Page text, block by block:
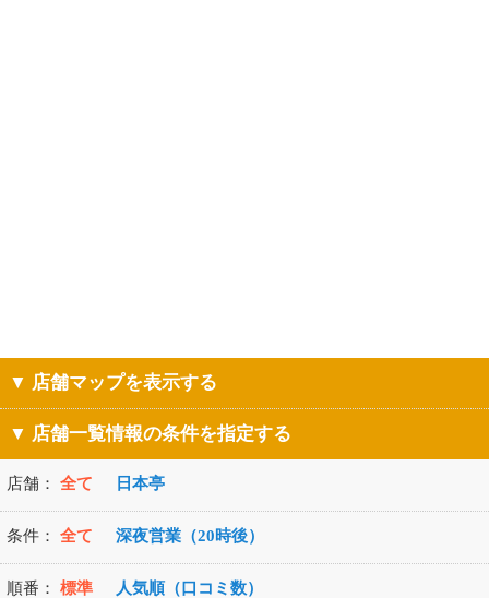
▼ 店舗マップを表示する
▼ 店舗一覧情報の条件を指定する
店舗： 全て 日本亭
条件： 全て 深夜営業（20時後）
順番： 標準 人気順（口コミ数）